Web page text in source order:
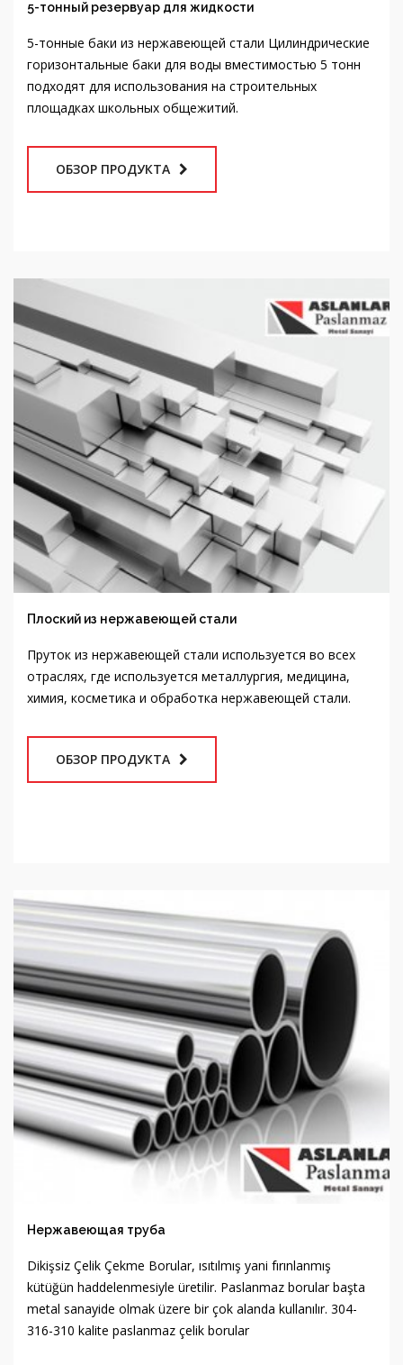
горизонтальные баки для воды вместимостью 5 тонн
подходят для использования на строительных
площадках школьных общежитий.
ОБЗОР ПРОДУКТА
Плоский из нержавеющей стали
отраслях, где используется металлургия, медицина,
химия, косметика и обработка нержавеющей стали.
ОБЗОР ПРОДУКТА
kütüğün haddelenmesiyle üretilir. Paslanmaz borular başta
metal sanayide olmak üzere bir çok alanda kullanılır. 304-
316-310 kalite paslanmaz çelik borular
ОБЗОР ПРОДУКТА